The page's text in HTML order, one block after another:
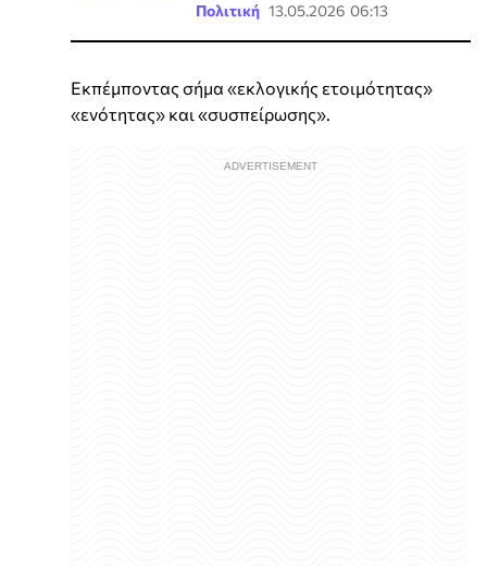
Πολιτική 13.05.2026 06:13
Εκπέμποντας σήμα «εκλογικής ετοιμότητας»
«ενότητας» και «συσπείρωσης».